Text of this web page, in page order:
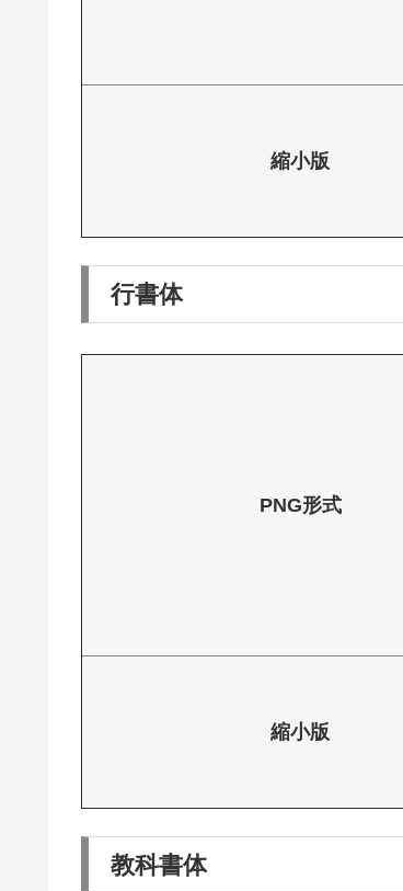
縮小版
行書体
PNG形式
縮小版
教科書体